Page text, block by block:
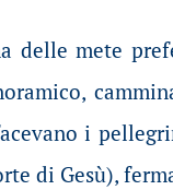
delle mete
i
di Gesù),